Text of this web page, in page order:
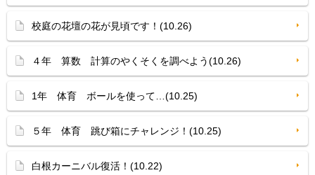
校庭の花壇の花が見頃です！(10.26)
４年 算数 計算のやくそくを調べよう(10.26)
1年 体育 ボールを使って…(10.25)
５年 体育 跳び箱にチャレンジ！(10.25)
白根カーニバル復活！(10.22)